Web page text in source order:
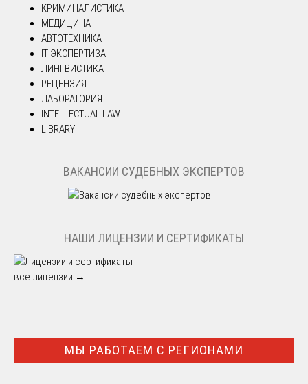
КРИМИНАЛИСТИКА
МЕДИЦИНА
АВТОТЕХНИКА
IT ЭКСПЕРТИЗА
ЛИНГВИСТИКА
РЕЦЕНЗИЯ
ЛАБОРАТОРИЯ
INTELLECTUAL LAW
LIBRARY
ВАКАНСИИ СУДЕБНЫХ ЭКСПЕРТОВ
НАШИ ЛИЦЕНЗИИ И СЕРТИФИКАТЫ
все лицензии →
МЫ РАБОТАЕМ С РЕГИОНАМИ